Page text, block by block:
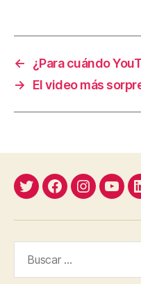
←
¿Para cuándo
→
El video más
TwitterFacebookInstagram